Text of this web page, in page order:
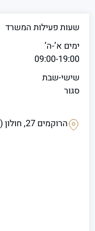
שעות פעילות המשרד
ימים א’-ה’
09:00-19:00
שישי-שבת
סגור
הרוקמים 27, חולון (קומה 4) בניין ICON3